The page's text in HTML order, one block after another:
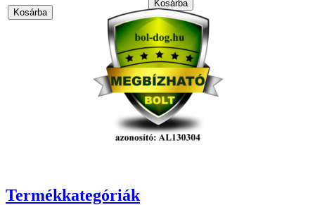
Termékkategóriák